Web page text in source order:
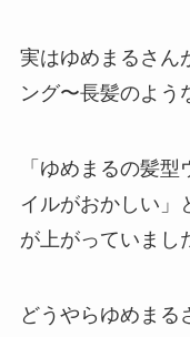
実はゆめまるさん
ング〜長髪のよう
「ゆめまるの髪
イルがおかしい」
が上がっていまし
どうやらゆめまる